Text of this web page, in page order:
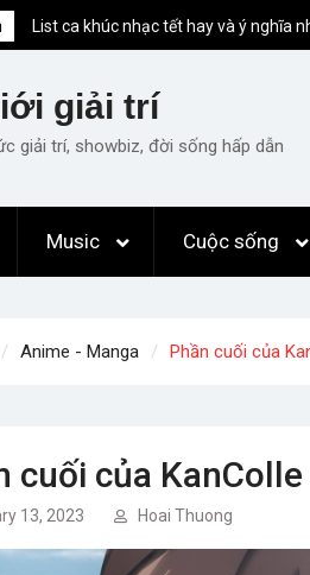
List ca khúc nhạc tết hay và ý nghĩa
mỗi dịp xuân về
comeback “ngoạn mục” với triệu view
Những ca khúc nhạc xuân “sặc mùi”
Lời bài hát Chúng Ta của Hiện Tại –
Tùng M-TP – Full lyrics bản chuẩn
giải trí
giải trí, showbiz, đời sống hấp dẫn
Music Cuộc sống
Anime - Manga Phần cuối của
cuối của
13, 2023 Hoai Thuong